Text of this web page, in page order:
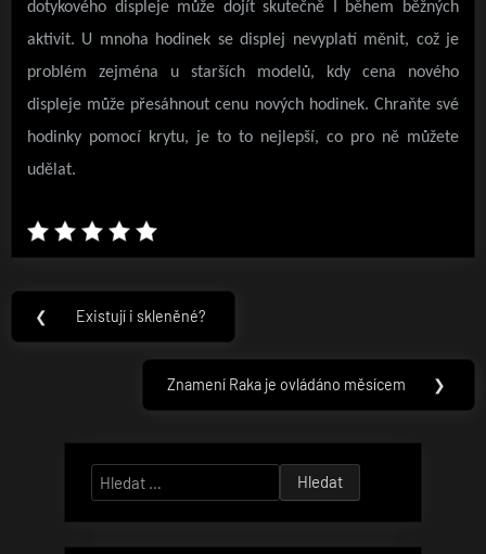
dotykového displeje může dojít skutečně I během běžných
aktivit. U mnoha hodinek se displej nevyplatí měnit, což je
problém zejména u starších modelů, kdy cena nového
displeje může přesáhnout cenu nových hodinek. Chraňte své
hodinky pomocí krytu, je to to nejlepší, co pro ně můžete
udělat.
Navigace
pro
❮
Previous
Existují i skleněné?
Next
Znamení Raka je ovládáno měsícem ❯
Vyhledávání